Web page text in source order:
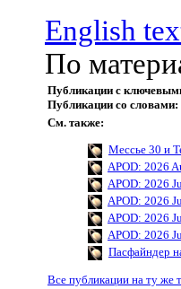
English
По
Публикации с
Публикации со словами:
См. также:
Мессье 30 и
APOD: 2026
APOD: 2026
APOD: 2026
APOD: 2026
APOD: 2026
Пасфайндер
Все публикации на ту же